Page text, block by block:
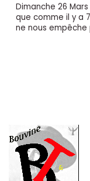
Dimanche 26
que comme il y a
ne nous